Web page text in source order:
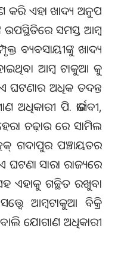
କରି ଏହା ଖାଦ୍ୟ ଅନୁପ‌
ସମସ୍ତ ଆମ୍ବ
ବ୍ୟବସାୟୀଙ୍କୁ ଖାଦ୍ୟ
ଆମ୍ବ ଟାକୁଆ କୁ
ଏ ଘଟଣାର ଅଧିକ ତଦନ୍ତ
ଅଧିକାରୀ ପି. ଭାର୍ଗବୀ,
ଚଢ଼ାଉ ରେ ସାମିଲ
ଗଦାପୁର ପଞ୍ଚାୟତର
ଘଟଣା ସାରା ରାଜ୍ୟରେ
ଏହାକୁ ଗଚ୍ଛିତ ରଖୁବା
ଆମ୍ବଟାକୁଆ ବିକ୍ରି
ଯୋଗାଣ ଅଧିକାରୀ